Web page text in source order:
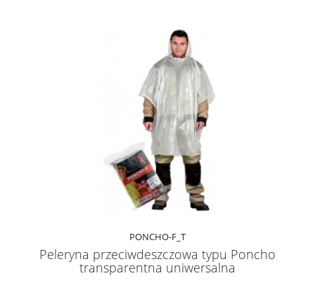
PONCHO-F_T
Peleryna przeciwdeszczowa typu Poncho
transparentna uniwersalna